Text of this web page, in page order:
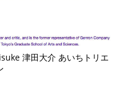
津田大介 あいちトリエ